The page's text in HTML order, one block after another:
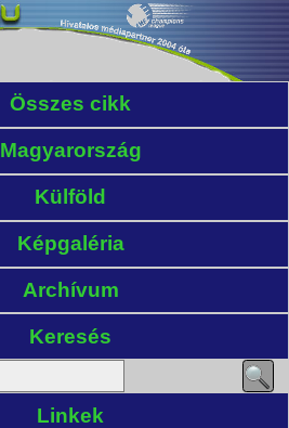
Összes cikk
Magyarország
Külföld
Képgaléria
Archívum
Keresés
Linkek